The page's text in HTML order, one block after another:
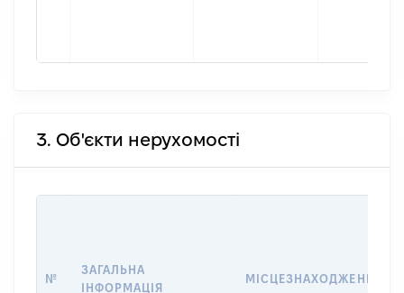
3. Об'єкти нерухомості
№
ЗАГАЛЬНА
ІНФОРМАЦІЯ
МІСЦЕЗНАХОДЖЕННЯ